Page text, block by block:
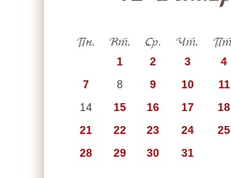
Пн. Вт. Ср. Чт.
1 2 3 4
7
8 9 10 11
14
15 16 17 18
21
22 23 24 25
28
29 30 31